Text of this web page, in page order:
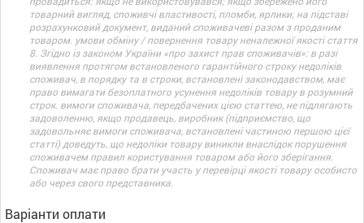
товарний вигляд, споживчі властивості, пломби, ярлики; на підставі
розрахунковий документ, виданий споживачеві разом з проданим
товаром. умови обміну / повернення товару неналежної якості стаття
8. Згідно із законом України «про захист прав споживачів»: в разі
виявлення протягом встановленого гарантійного строку недоліків
споживач, в порядку та в строки, встановлені законодавством, має
право вимагати безоплатного усунення недоліків товару в розумний
строк. вимоги споживача, передбачених цією статтею, не підлягають
задоволенню, якщо продавець, виробник (підприємство, що
задовольняє вимоги споживача, встановлені частиною першою цієї
статті) доведуть, що недоліки товару виникли внаслідок порушення
споживачем правил користування товаром або його зберігання.
Споживач має право брати участь у перевірці якості товару особисто
або через свого представника.
Варіанти оплати